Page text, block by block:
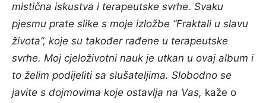
mistična iskustva i terapeutske svrhe. Svaku
pjesmu prate slike s moje izložbe “Fraktali u slavu
života”, koje su također rađene u terapeutske
svrhe. Moj cjeloživotni nauk je utkan u ovaj album i
to želim podijeliti sa slušateljima. Slobodno se
javite s dojmovima koje ostavlja na Vas, kaže o